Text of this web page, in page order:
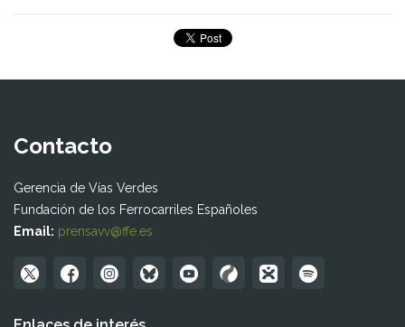
Contacto
Gerencia de Vías Verdes
Fundación de los Ferrocarriles Españoles
Email: prensavv@ffe.es